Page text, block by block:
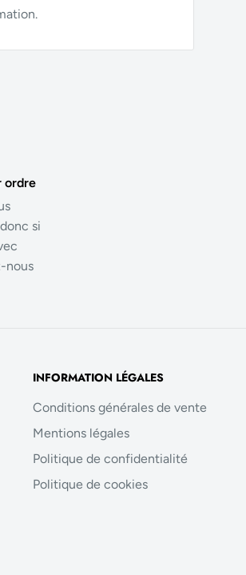
ordre
si
nous
INFORMATION LÉGALES
Conditions générales de vente
Mentions légales
Politique de confidentialité
Politique de cookies